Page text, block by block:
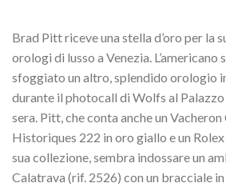
Brad Pitt riceve una stella d’oro per la
orologi di lusso a Venezia. L’americano
sfoggiato un altro, splendido orologio
durante il photocall di Wolfs al
sera. Pitt, che conta anche un
Historiques 222 in oro giallo e un
sua collezione, sembra indossare un
Calatrava (rif. 2526) con un bracciale